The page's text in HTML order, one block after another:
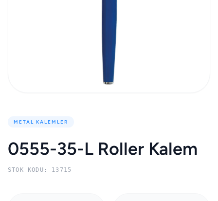
METAL KALEMLER
0555-35-L Roller Kalem
STOK KODU: 13715